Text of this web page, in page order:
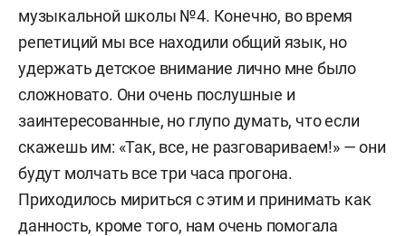
музыкальной школы №4. Конечно, во время
репетиций мы все находили общий язык, но
удержать детское внимание лично мне было
сложновато. Они очень послушные и
заинтересованные, но глупо думать, что если
скажешь им: «Так, все, не разговариваем!» — они
будут молчать все три часа прогона.
Приходилось мириться с этим и принимать как
данность, кроме того, нам очень помогала